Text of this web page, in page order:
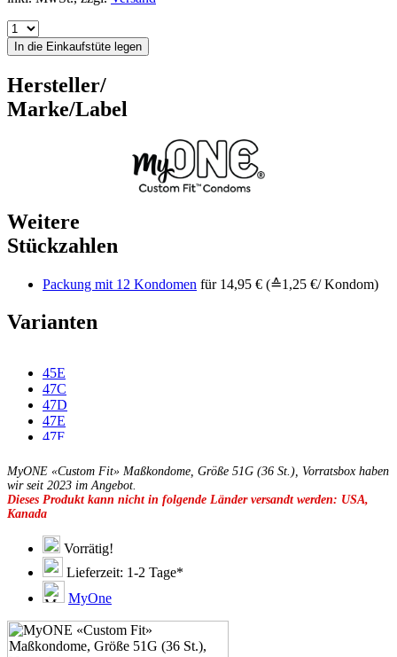
In die Einkaufstüte legen
Hersteller/
Marke/Label
Weitere
Stückzahlen
Packung mit 12 Kondomen für 14,95 € (≙1,25 €/ Kondom)
Varianten
45E
47C
47D
47E
47F
49D
49E
49F
49G
51C
51D
51E
51F
51H
53D
53E
MyONE «Custom Fit» Maßkondome, Größe 51G (36 St.), Vorratsbox haben
wir seit 2023 im Angebot.
Dieses Produkt kann nicht in folgende Länder versandt werden: USA,
Kanada
Vorrätig!
Lieferzeit: 1-2 Tage*
MyOne